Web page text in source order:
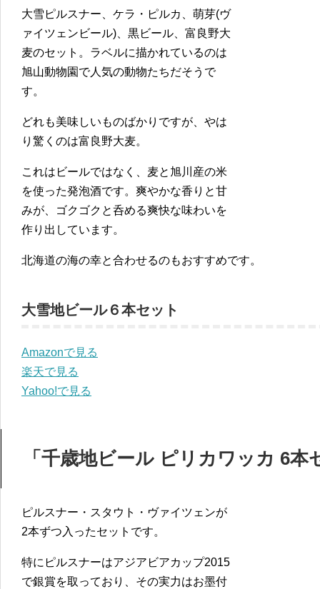
大雪ピルスナー、ケラ・ピルカ、萌芽(ヴ
ァイツェンビール)、黒ビール、富良野大
麦のセット。ラベルに描かれているのは
旭山動物園で人気の動物たちだそうで
す。
どれも美味しいものばかりですが、やは
り驚くのは富良野大麦。
これはビールではなく、麦と旭川産の米
を使った発泡酒です。爽やかな香りと甘
みが、ゴクゴクと呑める爽快な味わいを
作り出しています。
北海道の海の幸と合わせるのもおすすめです。
大雪地ビール６本セット
Amazonで見る
楽天で見る
Yahoo!で見る
「千歳地ビール ピリカワッカ 6本
ピルスナー・スタウト・ヴァイツェンが
2本ずつ入ったセットです。
特にピルスナーはアジアビアカップ2015
で銀賞を取っており、その実力はお墨付